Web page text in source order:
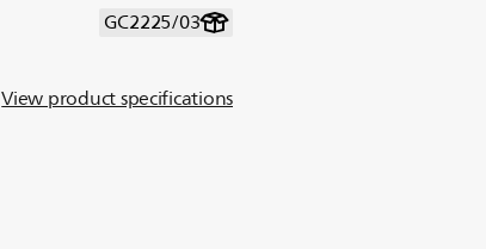
GC2225/03
View product specifications